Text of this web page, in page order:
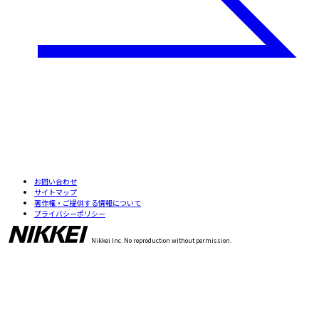
お問い合わせ
サイトマップ
著作権・ご提供する情報について
プライバシーポリシー
Nikkei Inc. No reproduction without permission.